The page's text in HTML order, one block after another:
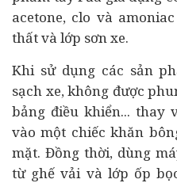
acetone, clo và
thất và lớp sơn xe.
Khi sử dụng các sản
sạch xe, không được
bảng điều khiển... thay
vào một chiếc khăn
mặt. Đồng thời, dùng
từ ghế vải và lớp ốp